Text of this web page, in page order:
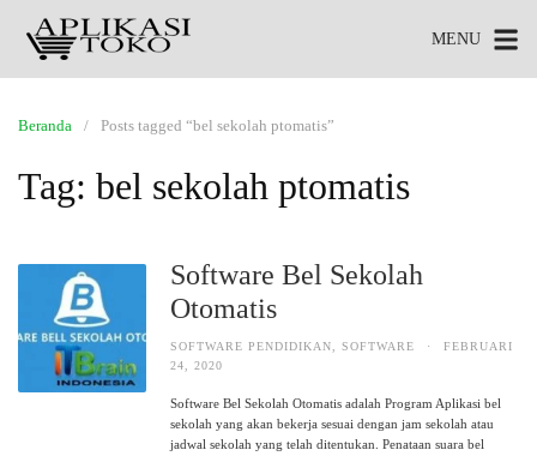
MENU
Beranda Posts tagged “bel sekolah ptomatis”
Tag: bel sekolah ptomatis
Software Bel Sekolah
Otomatis
SOFTWARE PENDIDIKAN ,SOFTWARE ·
FEBRUARI
24, 2020
Software Bel Sekolah Otomatis adalah Program Aplikasi bel
sekolah yang akan bekerja sesuai dengan jam sekolah atau
jadwal sekolah yang telah ditentukan. Penataan suara bel